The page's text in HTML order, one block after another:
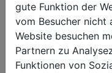
gute Funktion der
vom Besucher nicht
Website besuchen
Partnern zu
Funktionen von